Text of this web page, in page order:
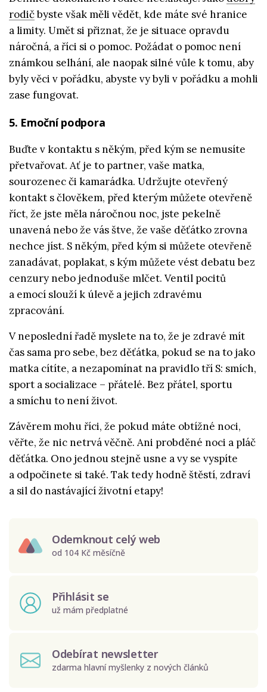
rodičbyste však měli vědět, kde máte své hranice
a limity. Umět si přiznat, že je situace opravdu
náročná, a říci si o pomoc. Požádat o pomoc není
známkou selhání, ale naopak silné vůle k tomu, aby
byly věci v pořádku, abyste vy byli v pořádku a mohli
zase fungovat.
5. Emoční podpora
Buďte v kontaktu s někým, před kým se nemusíte
přetvařovat. Ať je to partner, vaše matka,
sourozenec či kamarádka. Udržujte otevřený
kontakt s člověkem, před kterým můžete otevřeně
říct, že jste měla náročnou noc, jste pekelně
unavená nebo že vás štve, že vaše děťátko zrovna
nechce jíst. S někým, před kým si můžete otevřeně
zanadávat, poplakat, s kým můžete vést debatu bez
cenzury nebo jednoduše mlčet. Ventil pocitů
a emocí slouží k úlevě a jejich zdravému
zpracování.
V neposlední řadě myslete na to, že je zdravé mít
čas sama pro sebe, bez děťátka, pokud se na to jako
matka cítíte, a nezapomínat na pravidlo tří S: smích,
sport a socializace – přátelé. Bez přátel, sportu
a smíchu to není život.
Závěrem mohu říci, že pokud máte obtížné noci,
věřte, že nic netrvá věčně. Ani probděné noci a pláč
děťátka. Ono jednou stejně usne a vy se vyspíte
a odpočinete si také. Tak tedy hodně štěstí, zdraví
a sil do nastávající životní etapy!
Odemknout celý web
od 104 Kč měsíčně
Přihlásit se
už mám předplatné
Odebírat newsletter
zdarma hlavní myšlenky z nových článků